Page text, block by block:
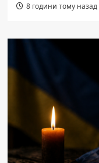
8 години тому назад